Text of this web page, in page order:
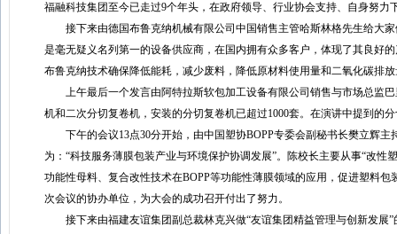
福融科技集团至今已走过9个年头，在政府领导、行业协会支持、自身努
接下来由德国布鲁克纳机械有限公司中国销售主管哈斯林格先生给大家
是毫无疑义名列第一的设备供应商，在国内拥有众多客户，体现了其良好
布鲁克纳技术确保降低能耗，减少废料，降低原材料使用量和二氧化碳排
上午最后一个发言由阿特拉斯软包加工设备有限公司销售与市场总监巴
机和二次分切复卷机，安装的分切复卷机已超过1000套。在演讲中提到的
下午的会议13点30分开始，由中国塑协BOPP专委会副秘书长樊立辉主
为：“科技服务薄膜包装产业与环境保护协调发展”。陈校长主要从事“改
功能性母料、复合改性技术在BOPP等功能性薄膜领域的应用，促进塑料
次会议的协办单位，为大会的成功召开付出了努力。
接下来由福建友谊集团副总裁林克兴做“友谊集团精益管理与创新发展”